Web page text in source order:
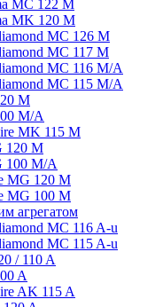
MC 122 M
MK 120 M
MC 126 M
MC 117 M
MC 116 M/A
MC 115 M/A
M
M/A
MK 115 M
120 M
100 M/А
MG 120 M
MG 100 M
агрегатом
MC 116 A-u
MC 115 A-u
/ 110 A
A
AK 115 A